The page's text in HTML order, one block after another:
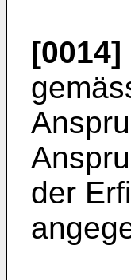
[0014]
der